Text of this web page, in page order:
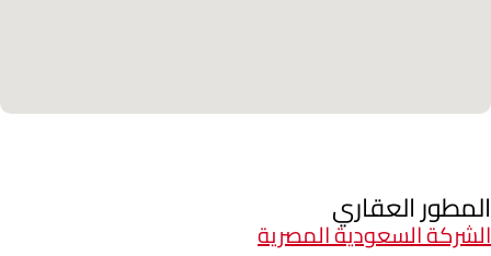
المطور العقاري
الشركة السعودية المصرية